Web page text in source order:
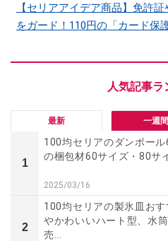
【セリアアイデア商品】免許
をガード！110円の「カード保
最新 一週間
1
100均セリアのダンボール
の梱包材60サイズ・80サ
2025/03/16
2
100均セリアの製氷皿お
やかわいいハート型、水
売...